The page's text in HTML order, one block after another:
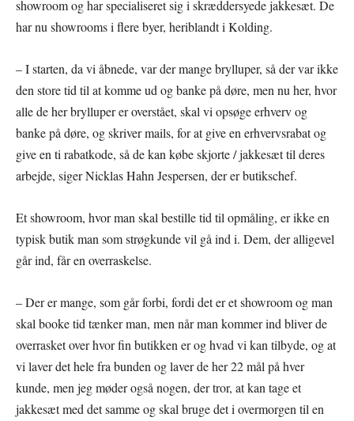
showroom og har specialiseret sig i skræddersyede jakkesæt. De
har nu showrooms i flere byer, heriblandt i Kolding.
– I starten, da vi åbnede, var der mange brylluper, så der var ikke
den store tid til at komme ud og banke på døre, men nu her, hvor
alle de her brylluper er overstået, skal vi opsøge erhverv og
banke på døre, og skriver mails, for at give en erhvervsrabat og
give en ti rabatkode, så de kan købe skjorte / jakkesæt til deres
arbejde, siger Nicklas Hahn Jespersen, der er butikschef.
Et showroom, hvor man skal bestille tid til opmåling, er ikke en
typisk butik man som strøgkunde vil gå ind i. Dem, der alligevel
går ind, får en overraskelse.
– Der er mange, som går forbi, fordi det er et showroom og man
skal booke tid tænker man, men når man kommer ind bliver de
overrasket over hvor fin butikken er og hvad vi kan tilbyde, og at
vi laver det hele fra bunden og laver de her 22 mål på hver
kunde, men jeg møder også nogen, der tror, at kan tage et
jakkesæt med det samme og skal bruge det i overmorgen til en